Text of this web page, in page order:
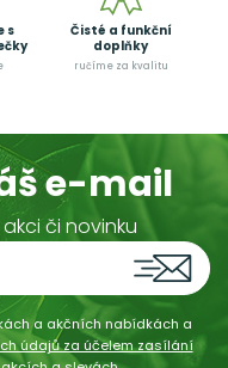
s
Čisté a funkční
doplňky
ručíme za kvalitu
e-mail
či novinku
a akčních nabídkách a
údajů za účelem zasílání